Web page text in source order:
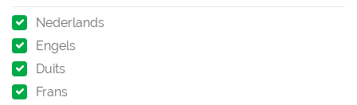
Nederlands
Engels
Duits
Frans